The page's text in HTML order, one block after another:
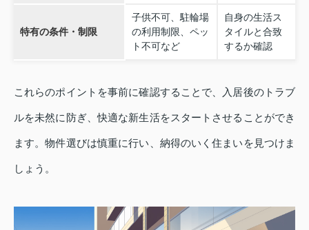
特有の条件・制限
子供不可、駐輪場
の利用制限、ペッ
ト不可など
自身の生活ス
タイルと合致
するか確認
これらのポイントを事前に確認することで、入居後のトラブ
ルを未然に防ぎ、快適な新生活をスタートさせることができ
ます。物件選びは慎重に行い、納得のいく住まいを見つけま
しょう。